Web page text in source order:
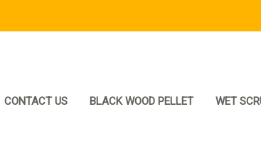
CONTACT US BLACK WOOD PELLET WET